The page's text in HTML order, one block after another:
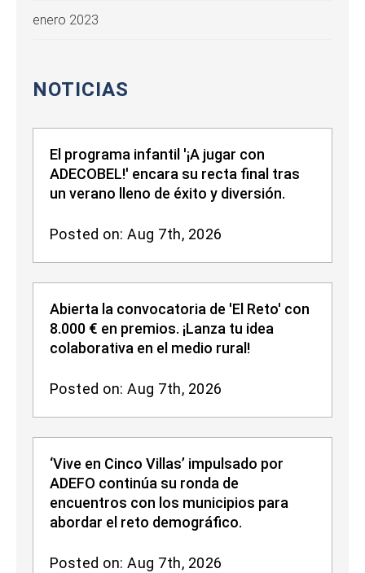
enero 2023
NOTICIAS
El programa infantil '¡A jugar con
ADECOBEL!' encara su recta final tras
un verano lleno de éxito y diversión.
Posted on: Aug 7th, 2026
Abierta la convocatoria de 'El Reto' con
8.000 € en premios. ¡Lanza tu idea
colaborativa en el medio rural!
Posted on: Aug 7th, 2026
‘Vive en Cinco Villas’ impulsado por
ADEFO continúa su ronda de
encuentros con los municipios para
abordar el reto demográfico.
Posted on: Aug 7th, 2026